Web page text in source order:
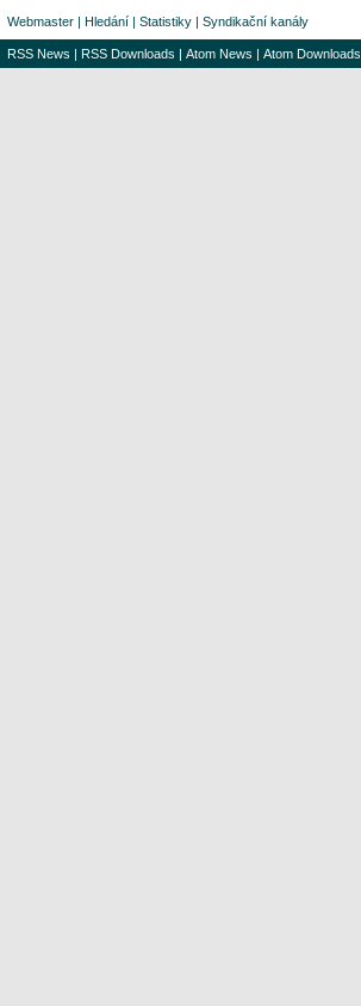
Webmaster | Hledání | Statistiky | Syndikační kanály
RSS News | RSS Downloads | Atom News | Atom Downloads